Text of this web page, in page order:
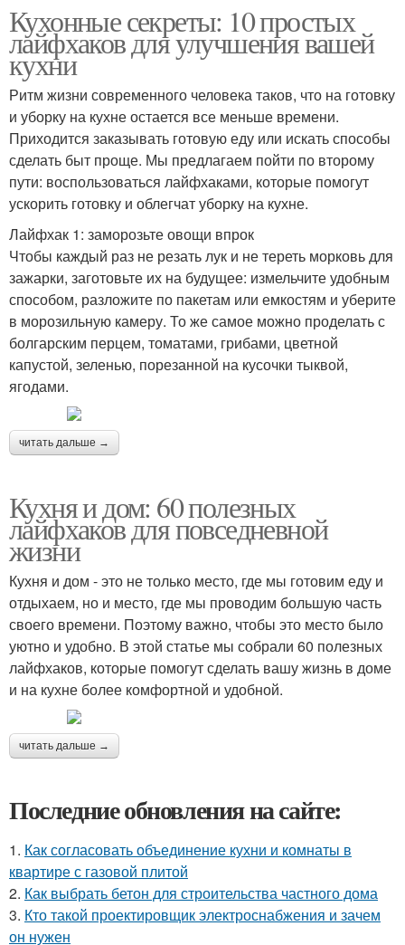
Кухонные секреты: 10 простых
лайфхаков для улучшения вашей
кухни
Ритм жизни современного человека таков, что на готовку
и уборку на кухне остается все меньше времени.
Приходится заказывать готовую еду или искать способы
сделать быт проще. Мы предлагаем пойти по второму
пути: воспользоваться лайфхаками, которые помогут
ускорить готовку и облегчат уборку на кухне.
Лайфхак 1: заморозьте овощи впрок
Чтобы каждый раз не резать лук и не тереть морковь для
зажарки, заготовьте их на будущее: измельчите удобным
способом, разложите по пакетам или емкостям и уберите
в морозильную камеру. То же самое можно проделать с
болгарским перцем, томатами, грибами, цветной
капустой, зеленью, порезанной на кусочки тыквой,
ягодами.
читать дальше →
Кухня и дом: 60 полезных
лайфхаков для повседневной
жизни
Кухня и дом - это не только место, где мы готовим еду и
отдыхаем, но и место, где мы проводим большую часть
своего времени. Поэтому важно, чтобы это место было
уютно и удобно. В этой статье мы собрали 60 полезных
лайфхаков, которые помогут сделать вашу жизнь в доме
и на кухне более комфортной и удобной.
читать дальше →
Последние обновления на сайте:
1. Как согласовать объединение кухни и комнаты в
квартире с газовой плитой
2. Как выбрать бетон для строительства частного дома
3. Кто такой проектировщик электроснабжения и зачем
он нужен